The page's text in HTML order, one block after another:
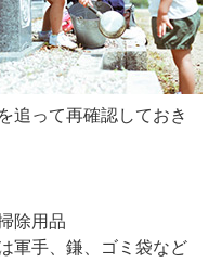
追って再確認しておき
除用品
軍手、鎌、ゴミ袋など